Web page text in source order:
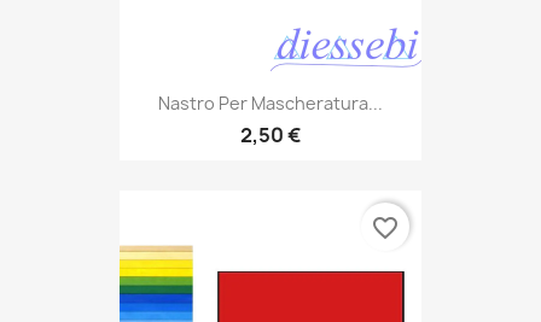
Nastro Per Mascheratura...
2,50 €
favorite_border